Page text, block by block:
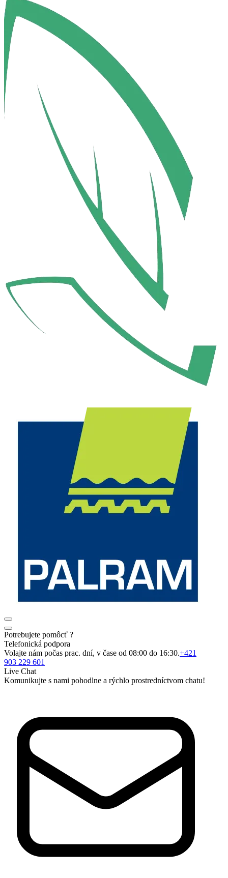
Potrebujete pomôcť ?
Telefonická podpora
Volajte nám počas prac. dní, v čase od 08:00 do 16:30.+421
903 229 601
Live Chat
Komunikujte s nami pohodlne a rýchlo prostredníctvom chatu!